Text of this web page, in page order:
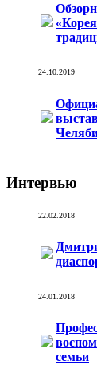
24.10.2019
Интервью
22.02.2018
24.01.2018
семьи